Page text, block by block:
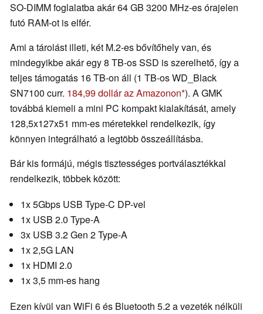
SO-DIMM foglalatba akár 64 GB 3200 MHz-es órajelen
futó RAM-ot is elfér.
Ami a tárolást illeti, két M.2-es bővítőhely van, és
mindegyikbe akár egy 8 TB-os SSD is szerelhető, így a
teljes támogatás 16 TB-on áll (1 TB-os WD_Black
SN7100 curr. 184,99 dollár az Amazonon ). A GMK
továbbá kiemeli a mini PC kompakt kialakítását, amely
128,5x127x51 mm-es méretekkel rendelkezik, így
könnyen integrálható a legtöbb összeállításba.
Bár kis formájú, mégis tisztességes portválasztékkal
rendelkezik, többek között:
1x 5Gbps USB Type-C DP-vel
1x USB 2.0 Type-A
3x USB 3.2 Gen 2 Type-A
1x 2,5G LAN
1x HDMI 2.0
1x 3,5 mm-es hang
Ezen kívül van WiFi 6 és Bluetooth 5.2 a vezeték nélküli